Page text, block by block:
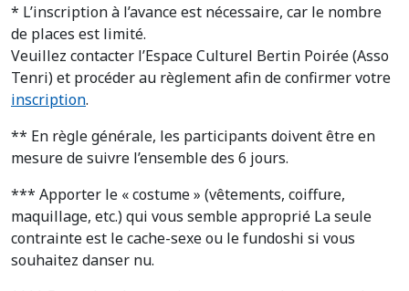
* L’inscription à l’avance est nécessaire, car le nombre
de places est limité.
Veuillez contacter l’Espace Culturel Bertin Poirée (Asso
Tenri) et procéder au règlement afin de confirmer votre
inscription.
** En règle générale, les participants doivent être en
mesure de suivre l’ensemble des 6 jours.
*** Apporter le « costume » (vêtements, coiffure,
maquillage, etc.) qui vous semble approprié La seule
contrainte est le cache-sexe ou le fundoshi si vous
souhaitez danser nu.